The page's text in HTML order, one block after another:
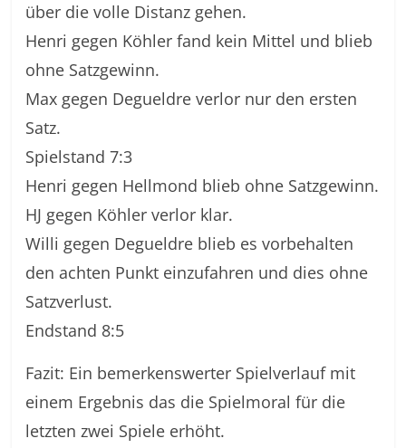
über die volle Distanz gehen.
Henri gegen Köhler fand kein Mittel und blieb
ohne Satzgewinn.
Max gegen Degueldre verlor nur den ersten
Satz.
Spielstand 7:3
Henri gegen Hellmond blieb ohne Satzgewinn.
HJ gegen Köhler verlor klar.
Willi gegen Degueldre blieb es vorbehalten
den achten Punkt einzufahren und dies ohne
Satzverlust.
Endstand 8:5
Fazit: Ein bemerkenswerter Spielverlauf mit
einem Ergebnis das die Spielmoral für die
letzten zwei Spiele erhöht.